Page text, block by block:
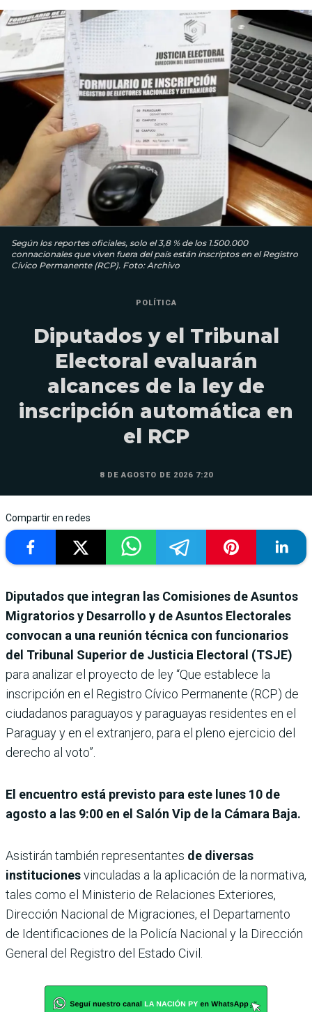
Según los reportes oficiales, solo el 3,8 % de los 1.500.000
connacionales que viven fuera del país están inscriptos en el Registro
Cívico Permanente (RCP). Foto: Archivo
POLÍTICA
Diputados y el Tribunal
Electoral evaluarán
alcances de la ley de
inscripción automática en
el RCP
8 DE AGOSTO DE 2026 7:20
Compartir en redes
Diputados que integran las Comisiones de Asuntos
Migratorios y Desarrollo y de Asuntos Electorales
convocan a una reunión técnica con funcionarios
del Tribunal Superior de Justicia Electoral (TSJE)
para analizar el proyecto de ley “Que establece la
inscripción en el Registro Cívico Permanente (RCP) de
ciudadanos paraguayos y paraguayas residentes en el
Paraguay y en el extranjero, para el pleno ejercicio del
derecho al voto”.
El encuentro está previsto para este lunes 10 de
agosto a las 9:00 en el Salón Vip de la Cámara Baja.
Asistirán también representantes de diversas
institucionesvinculadas a la aplicación de la normativa,
tales como el Ministerio de Relaciones Exteriores,
Dirección Nacional de Migraciones, el Departamento
de Identificaciones de la Policía Nacional y la Dirección
General del Registro del Estado Civil.